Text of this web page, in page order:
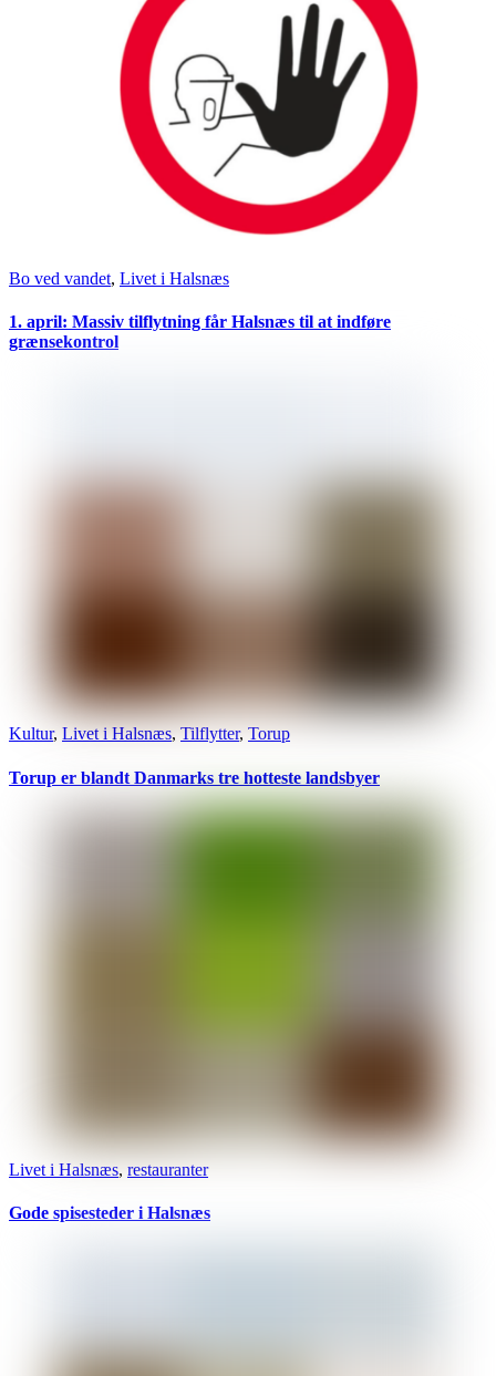
Bo ved vandet, Livet i Halsnæs
1. april: Massiv tilflytning får Halsnæs til at indføre
grænsekontrol
Kultur, Livet i Halsnæs, Tilflytter, Torup
Torup er blandt Danmarks tre hotteste landsbyer
Livet i Halsnæs, restauranter
Gode spisesteder i Halsnæs